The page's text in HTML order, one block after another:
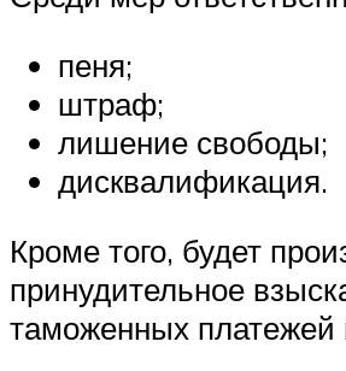
пеня;
штраф;
лишение свободы;
дисквалификация.
Кроме того, будет
принудительное
таможенных платежей